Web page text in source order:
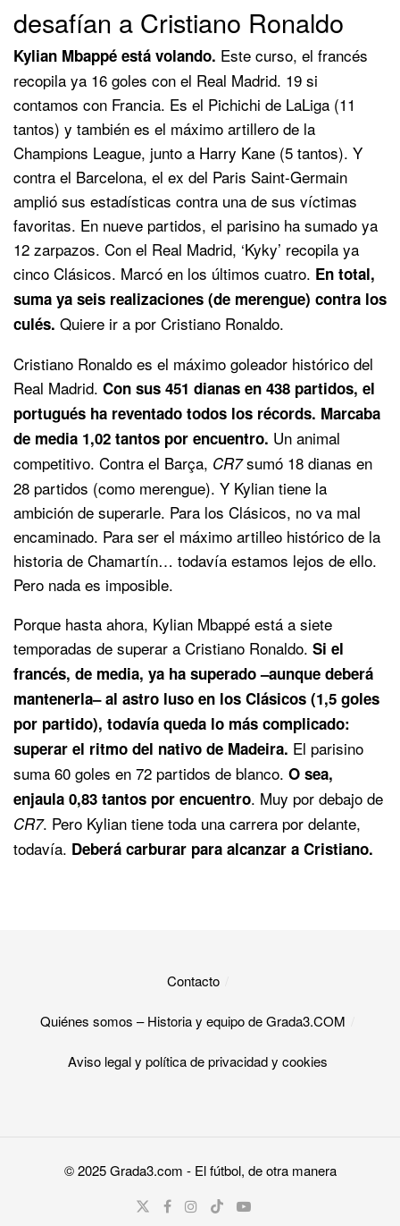
desafían a Cristiano Ronaldo
Kylian Mbappé está volando. Este curso, el francés
recopila ya 16 goles con el Real Madrid. 19 si
contamos con Francia. Es el Pichichi de LaLiga (11
tantos) y también es el máximo artillero de la
Champions League, junto a Harry Kane (5 tantos). Y
contra el Barcelona, el ex del Paris Saint-Germain
amplió sus estadísticas contra una de sus víctimas
favoritas. En nueve partidos, el parisino ha sumado ya
12 zarpazos. Con el Real Madrid, ‘Kyky’ recopila ya
cinco Clásicos. Marcó en los últimos cuatro. En total,
suma ya seis realizaciones (de merengue) contra los
culés. Quiere ir a por Cristiano Ronaldo.
Cristiano Ronaldo es el máximo goleador histórico del
Real Madrid. Con sus 451 dianas en 438 partidos, el
portugués ha reventado todos los récords. Marcaba
de media 1,02 tantos por encuentro. Un animal
competitivo. Contra el Barça, CR7sumó 18 dianas en
28 partidos (como merengue). Y Kylian tiene la
ambición de superarle. Para los Clásicos, no va mal
encaminado. Para ser el máximo artilleo histórico de la
historia de Chamartín… todavía estamos lejos de ello.
Pero nada es imposible.
Porque hasta ahora, Kylian Mbappé está a siete
temporadas de superar a Cristiano Ronaldo. Si el
francés, de media, ya ha superado –aunque deberá
mantenerla– al astro luso en los Clásicos (1,5 goles
por partido), todavía queda lo más complicado:
superar el ritmo del nativo de Madeira. El parisino
suma 60 goles en 72 partidos de blanco. O sea,
enjaula 0,83 tantos por encuentro. Muy por debajo de
CR7. Pero Kylian tiene toda una carrera por delante,
todavía. Deberá carburar para alcanzar a Cristiano.
Contacto
Quiénes somos – Historia y equipo de Grada3.COM
Aviso legal y política de privacidad y cookies​
© 2025Grada3.com - El fútbol, de otra manera